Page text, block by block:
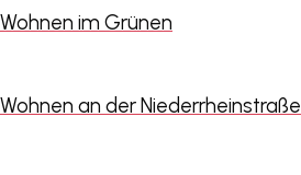
Wohnen im Grünen
Wohnen an der Niederrheinstraße